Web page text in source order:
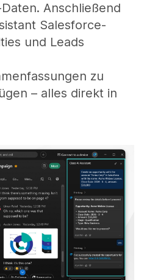
Anschließend
Salesforce-
und Leads
zu
– alles direkt in